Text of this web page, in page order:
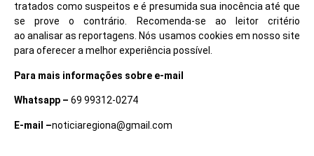
tratados como suspeitos e é presumida sua inocência até que
se prove o contrário. Recomenda-se ao leitor critério
ao analisar as reportagens. Nós usamos cookies em nosso site
para oferecer a melhor experiência possível.
Para mais informações sobre e-mail
Whatsapp – 69 99312-0274
E-mail –noticiaregiona@gmail.com